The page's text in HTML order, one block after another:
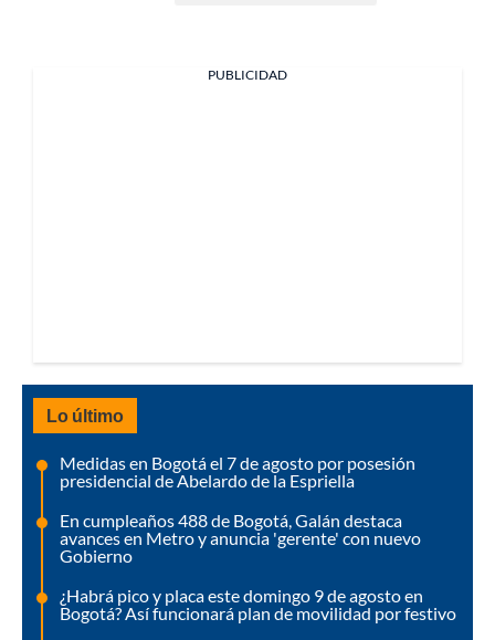
PUBLICIDAD
Lo último
Medidas en Bogotá el 7 de agosto por posesión
presidencial de Abelardo de la Espriella
En cumpleaños 488 de Bogotá, Galán destaca
avances en Metro y anuncia 'gerente' con nuevo
Gobierno
¿Habrá pico y placa este domingo 9 de agosto en
Bogotá? Así funcionará plan de movilidad por festivo